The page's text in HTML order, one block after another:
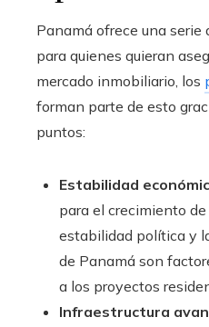
Panamá ofrece una
para quienes quieran
mercado inmobiliario, los
forman parte de esto
puntos:
Estabilidad
para el crecimiento
estabilidad política y
de Panamá son
a los proyectos
Infraestructura